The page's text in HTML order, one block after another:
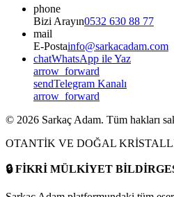
phone
Bizi Arayın0532 630 88 77
mail
E-Postainfo@sarkacadam.com
chatWhatsApp ile Yaz
arrow_forward
sendTelegram Kanalı
arrow_forward
© 2026 Sarkaç Adam. Tüm hakları
OTANTİK VE DOĞAL
🔒FİKRİ MÜLKİYET